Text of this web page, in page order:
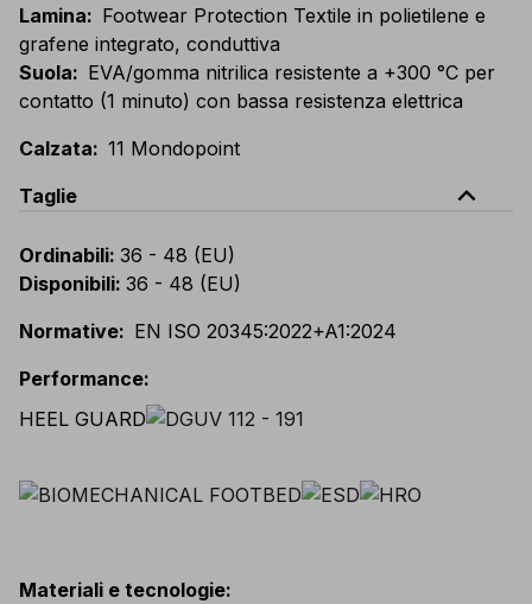
Lamina: Footwear Protection Textile in polietilene e
grafene integrato, conduttiva
Suola: EVA/gomma nitrilica resistente a +300 °C per
contatto (1 minuto) con bassa resistenza elettrica
Calzata: 11 Mondopoint
Taglie
expand_less
Ordinabili: 36 - 48 (EU)
Disponibili: 36 - 48 (EU)
Normative: EN ISO 20345:2022+A1:2024
Performance:
HEEL GUARD
Materiali e tecnologie: